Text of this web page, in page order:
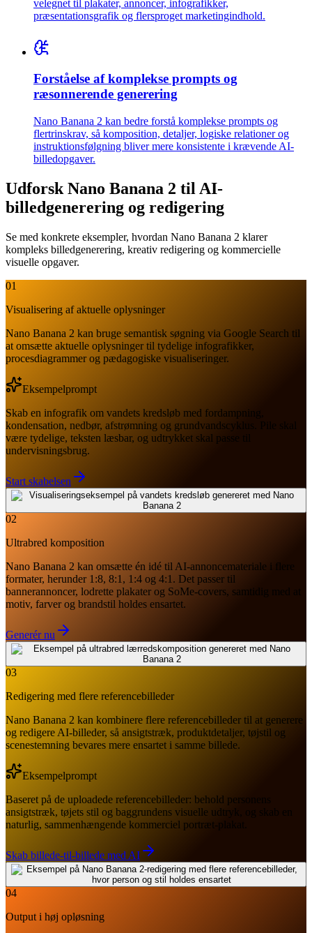
velegnet til plakater, annoncer, infografikker,
præsentationsgrafik og flersproget marketingindhold.
Forståelse af komplekse prompts og
ræsonnerende generering
Nano Banana 2 kan bedre forstå komplekse prompts og
flertrinskrav, så komposition, detaljer, logiske relationer og
instruktionsfølgning bliver mere konsistente i krævende AI-
billedopgaver.
Udforsk Nano Banana 2 til AI-
billedgenerering og redigering
Se med konkrete eksempler, hvordan Nano Banana 2 klarer
kompleks billedgenerering, kreativ redigering og kommercielle
visuelle opgaver.
01
Visualisering af aktuelle oplysninger
Nano Banana 2 kan bruge semantisk søgning via Google Search til
at omsætte aktuelle oplysninger til tydelige infografikker,
procesdiagrammer og pædagogiske visualiseringer.
Eksempelprompt
Skab en infografik om vandets kredsløb med fordampning,
kondensation, nedbør, afstrømning og grundvandscyklus. Pile skal
være tydelige, teksten læsbar, og udtrykket skal passe til
undervisningsbrug.
Start skabelsen
02
Ultrabred komposition
Nano Banana 2 kan omsætte én idé til AI-annoncemateriale i flere
formater, herunder 1:8, 8:1, 1:4 og 4:1. Det passer til
bannerannoncer, lodrette plakater og SoMe-covers, samtidig med at
motiv, farver og brandstil holdes ensartet.
Generér nu
03
Redigering med flere referencebilleder
Nano Banana 2 kan kombinere flere referencebilleder til at generere
og redigere AI-billeder, så ansigtstræk, produktdetaljer, tøjstil og
scenestemning bevares mere ensartet i samme billede.
Eksempelprompt
Baseret på de uploadede referencebilleder: behold personens
ansigtstræk, tøjets stil og baggrundens visuelle udtryk, og skab en
naturlig, sammenhængende kommerciel portræt-plakat.
Skab billede-til-billede med AI
04
Output i høj opløsning